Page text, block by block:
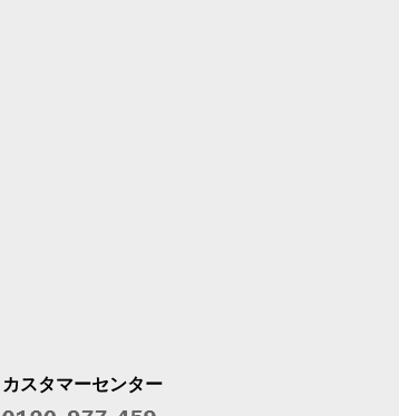
味します。
カスタマーセンター